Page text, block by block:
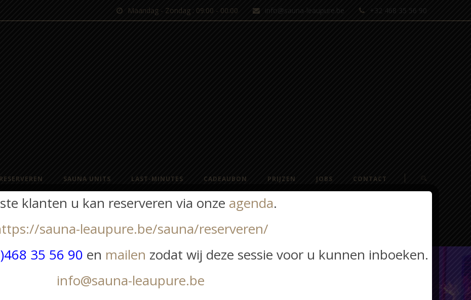
Maandag - Zondag : 09:00 - 00:00 info@sauna-leaupure.be +32 468 35 56 90
RESERVEREN SAUNA UNITS LAST-MINUTES CADEAUBON PRIJZEN JOBS CONTACT
klanten u kan reserveren via onze agenda.
sauna-leaupure.be/sauna/reserveren/
35 56 90 en mailen zodat wij deze sessie voor u kunnen inboeken.
info@sauna-leaupure.be